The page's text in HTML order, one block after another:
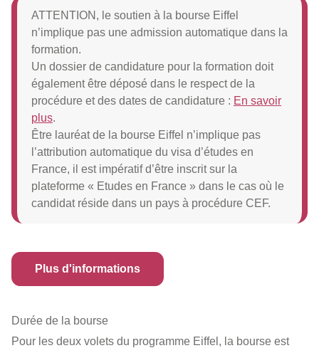
ATTENTION, le soutien à la bourse Eiffel
n’implique pas une admission automatique dans la
formation.
Un dossier de candidature pour la formation doit
également être déposé dans le respect de la
procédure et des dates de candidature : En savoir
plus.
Être lauréat de la bourse Eiffel n’implique pas
l’attribution automatique du visa d’études en
France, il est impératif d’être inscrit sur la
plateforme « Etudes en France » dans le cas où le
candidat réside dans un pays à procédure CEF.
Plus d'informations
Durée de la bourse
Pour les deux volets du programme Eiffel, la bourse est